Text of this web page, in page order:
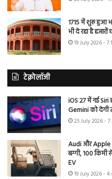
1715 में शुरू हुआ
भी दे रहा है हजारों
19 July 2026 -
टेक्नोलॉजी
iOS 27 में नई Siri
Gemini को देगी
25 July 2026 -
Audi और Apple के
बग्गी, 100
EV
19 July 2026 -